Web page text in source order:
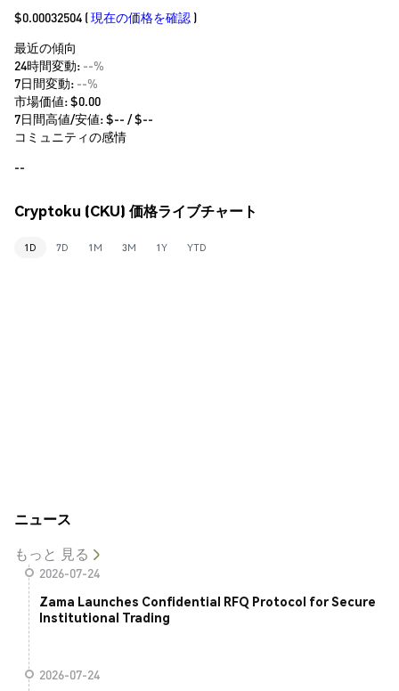
$0.00032504 (現在の価格を確認 )
最近の傾向
24時間変動: --%
7日間変動: --%
市場価値:$0.00
7日間高値/安値: $-- / $--
コミュニティの感情
--
Cryptoku (CKU) 価格ライブチャート
1D 7D 1M 3M 1Y YTD
ニュース
もっと 見る
2026-07-24
Zama Launches Confidential RFQ Protocol for Secure
Institutional Trading
2026-07-24